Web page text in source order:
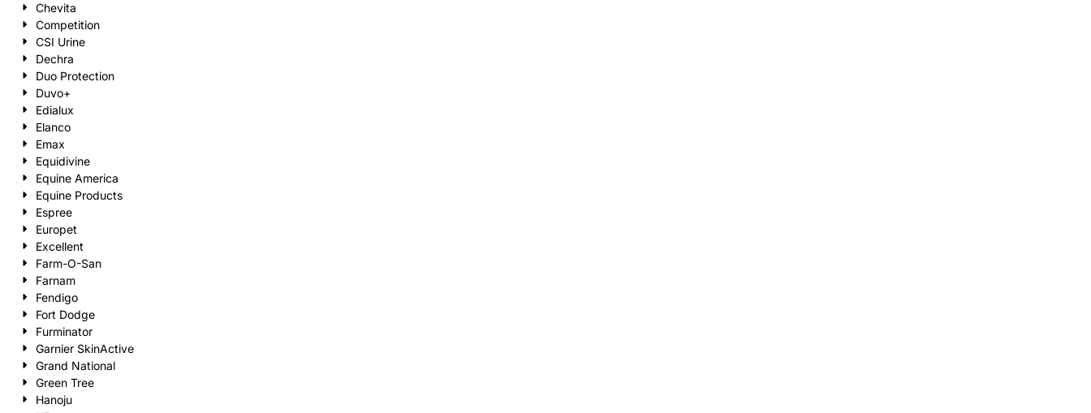
Chevita
Competition
CSI Urine
Dechra
Duo Protection
Duvo+
Edialux
Elanco
Emax
Equidivine
Equine America
Equine Products
Espree
Europet
Excellent
Farm-O-San
Farnam
Fendigo
Fort Dodge
Furminator
Garnier SkinActive
Grand National
Green Tree
Hanoju